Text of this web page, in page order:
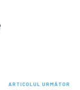
ARTICOLUL URMĂTOR